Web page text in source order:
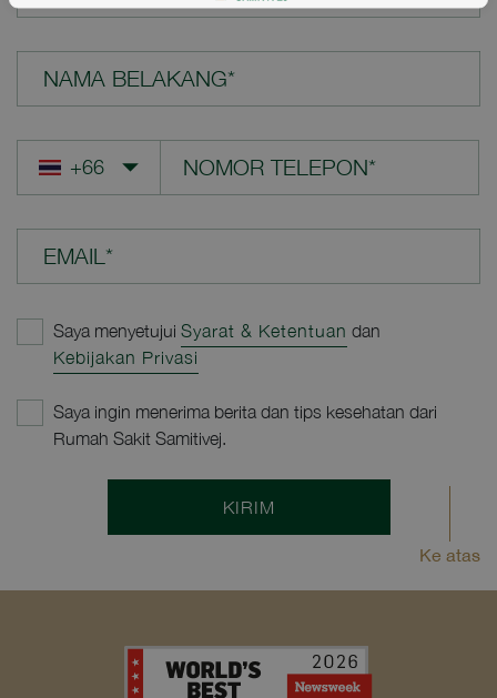
NAMA BELAKANG*
EMAIL*
Saya menyetujui Syarat & Ketentuan dan
Kebijakan Privasi
Saya ingin menerima berita dan tips kesehatan dari
Rumah Sakit Samitivej.
KIRIM
Ke atas